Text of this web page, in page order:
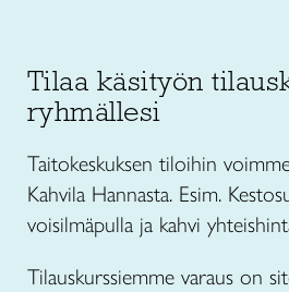
Tilaa käsityön
ryhmällesi
Taitokeskuksen tiloihin
Kahvila Hannasta. Esim.
voisilmäpulla ja kahvi
Tilauskurssiemme varaus on